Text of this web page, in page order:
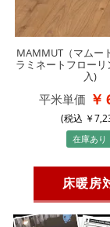
MAMMUT（マムー
ラミネートフローリ
入)
平米単価
(税込
在庫あり
床暖房